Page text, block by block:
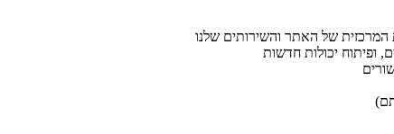
המרכזית של האתר והשירותים שלנו
ופיתוח יכולות חדשות